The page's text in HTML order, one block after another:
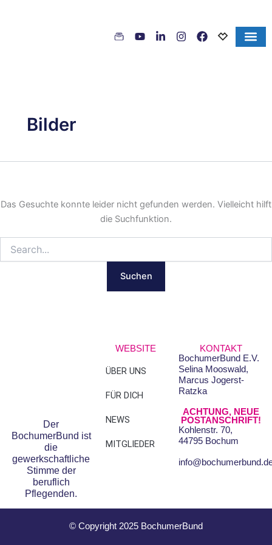
Bilder
Das Gesuchte konnte leider nicht gefunden werden. Vielleicht hilft
die Suchfunktion.
Der
BochumerBund ist
die
gewerkschaftliche
Stimme der
beruflich
Pflegenden.
WEBSITE
ÜBER UNS
FÜR DICH
NEWS
MITGLIEDER
FAQS
DATENSCHUTZ
IMPRESSUM
KONTAKT
BochumerBund E.V.
Selina Mooswald,
Marcus Jogerst-
Ratzka
ACHTUNG, NEUE
POSTANSCHRIFT!
Kohlenstr. 70,
44795 Bochum
© Copyright 2025 BochumerBund